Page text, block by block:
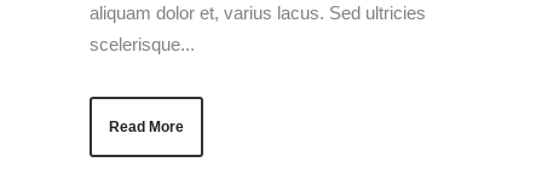
aliquam dolor et, varius lacus. Sed ultricies
scelerisque...
Read More